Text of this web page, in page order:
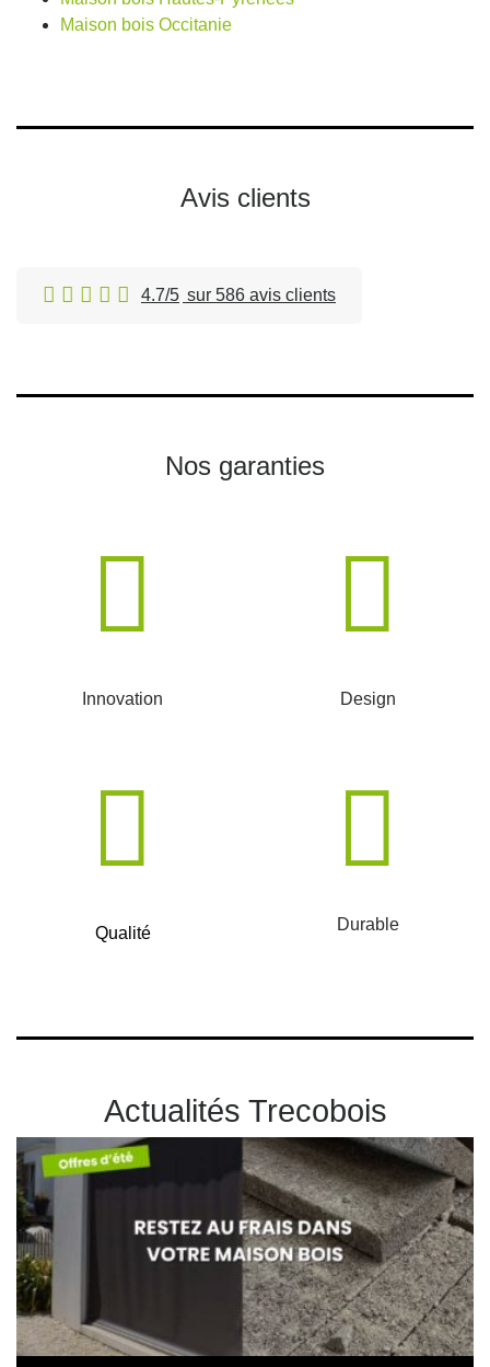
Maison bois Occitanie
Avis clients
4.7/5 sur 586 avis clients
Nos garanties
Innovation Design
Qualité Durable
Actualités Trecobois